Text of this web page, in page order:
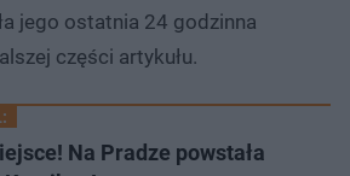
jego ostatnia 24 godzinna
części artykułu.
Na Pradze powstała